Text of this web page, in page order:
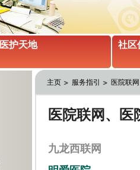
医护天地 社区
主页 服务指引 医院联